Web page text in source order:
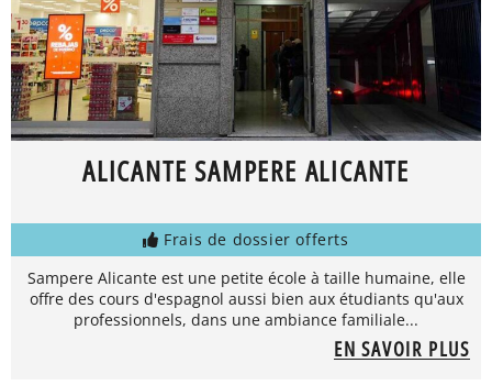
ALICANTE SAMPERE ALICANTE
Frais de dossier offerts
Sampere Alicante est une petite école à taille humaine, elle
offre des cours d'espagnol aussi bien aux étudiants qu'aux
professionnels, dans une ambiance familiale...
EN SAVOIR PLUS